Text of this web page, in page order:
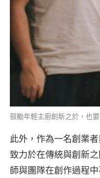
鼓勵年輕主廚創新之於，也
此外，作為一名創業
致力於在傳統與創新
師與團隊在創作過程